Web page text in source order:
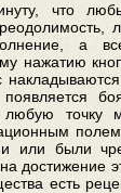
что
а
нажатию
точку
или были
достижение
есть